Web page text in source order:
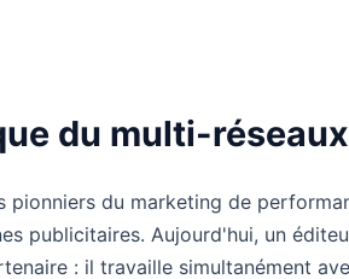
du multi-
pionniers du marketing de
publicitaires. Aujourd'hui, un
: il travaille simultanément